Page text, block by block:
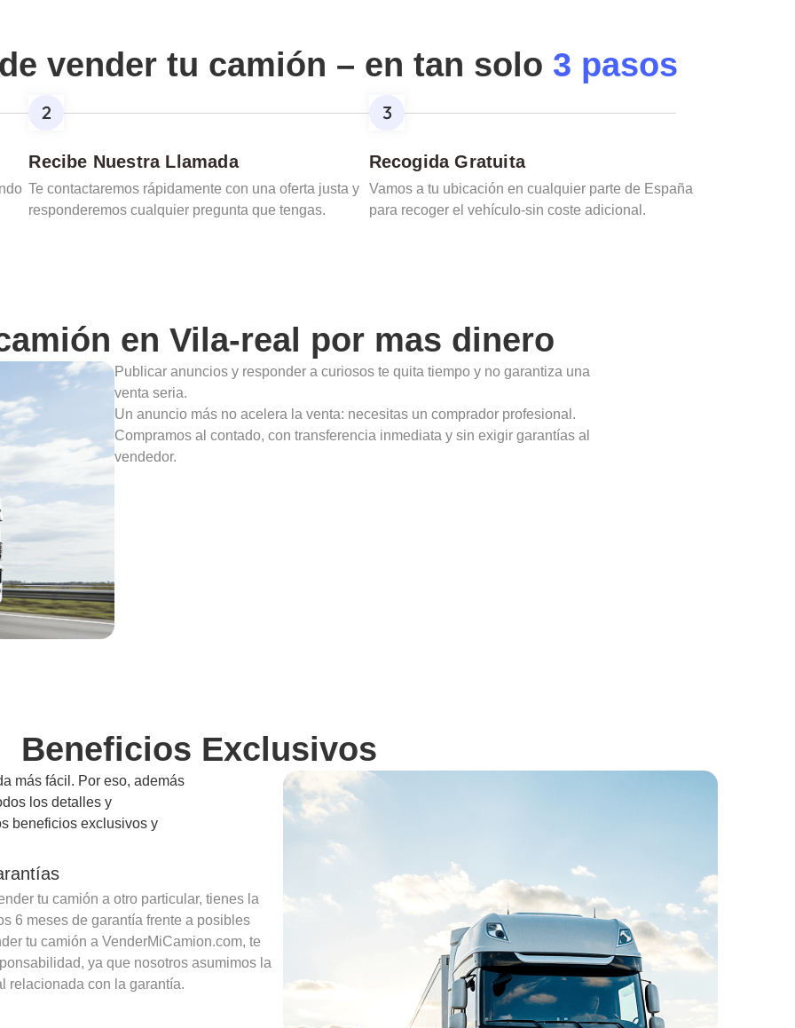
vender tu camión – en tan solo 3 pasos
Recibe Nuestra Llamada
Te contactaremos rápidamente con una oferta justa y
responderemos cualquier pregunta que tengas.
Recogida Gratuita
Vamos a tu ubicación en cualquier parte de España
para recoger el vehículo-sin coste adicional.
en Vila-real por mas dinero
Publicar anuncios y responder a curiosos te quita tiempo y no garantiza una
venta seria.
Un anuncio más no acelera la venta: necesitas un comprador profesional.
Compramos al contado, con transferencia inmediata y sin exigir garantías al
vendedor.
Beneficios Exclusivos
más fácil. Por eso, además
los detalles y
beneficios exclusivos y
tu camión a otro particular, tienes la
6 meses de garantía frente a posibles
tu camión a VenderMiCamion.com, te
ya que nosotros asumimos la
relacionada con la garantía.